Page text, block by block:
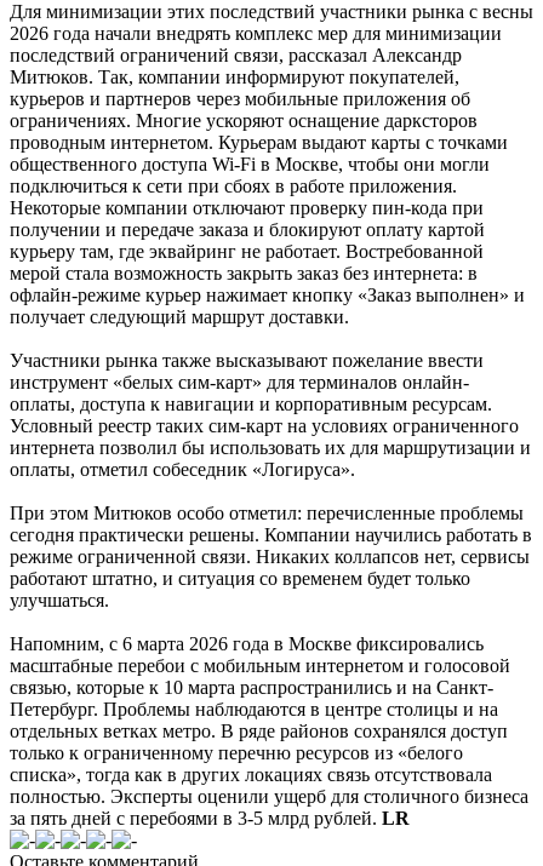
Для минимизации этих последствий участники рынка с весны
2026 года начали внедрять комплекс мер для минимизации
последствий ограничений связи, рассказал Александр
Митюков. Так, компании информируют покупателей,
курьеров и партнеров через мобильные приложения об
ограничениях. Многие ускоряют оснащение дарксторов
проводным интернетом. Курьерам выдают карты с точками
общественного доступа Wi-Fi в Москве, чтобы они могли
подключиться к сети при сбоях в работе приложения.
Некоторые компании отключают проверку пин-кода при
получении и передаче заказа и блокируют оплату картой
курьеру там, где эквайринг не работает. Востребованной
мерой стала возможность закрыть заказ без интернета: в
офлайн-режиме курьер нажимает кнопку «Заказ выполнен» и
получает следующий маршрут доставки.
Участники рынка также высказывают пожелание ввести
инструмент «белых сим-карт» для терминалов онлайн-
оплаты, доступа к навигации и корпоративным ресурсам.
Условный реестр таких сим-карт на условиях ограниченного
интернета позволил бы использовать их для маршрутизации и
оплаты, отметил собеседник «Логируса».
При этом Митюков особо отметил: перечисленные проблемы
сегодня практически решены. Компании научились работать в
режиме ограниченной связи. Никаких коллапсов нет, сервисы
работают штатно, и ситуация со временем будет только
улучшаться.
Напомним, с 6 марта 2026 года в Москве фиксировались
масштабные перебои с мобильным интернетом и голосовой
связью, которые к 10 марта распространились и на Санкт-
Петербург. Проблемы наблюдаются в центре столицы и на
отдельных ветках метро. В ряде районов сохранялся доступ
только к ограниченному перечню ресурсов из «белого
списка», тогда как в других локациях связь отсутствовала
полностью. Эксперты оценили ущерб для столичного бизнеса
за пять дней с перебоями в 3-5 млрд рублей. LR